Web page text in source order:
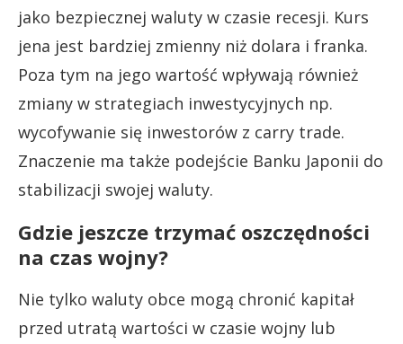
jako bezpiecznej waluty w czasie recesji. Kurs
jena jest bardziej zmienny niż dolara i franka.
Poza tym na jego wartość wpływają również
zmiany w strategiach inwestycyjnych np.
wycofywanie się inwestorów z carry trade.
Znaczenie ma także podejście Banku Japonii do
stabilizacji swojej waluty.
Gdzie jeszcze trzymać oszczędności
na czas wojny?
Nie tylko waluty obce mogą chronić kapitał
przed utratą wartości w czasie wojny lub